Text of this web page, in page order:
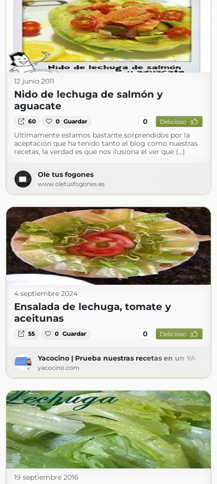
12 junio 2011
Nido de lechuga de salmón y
aguacate
60 0 Guardar 0 Delicioso
Ultimamente estamos bastante sorprendidos por la
aceptación que ha tenido tanto el blog como nuestras
recetas, la verdad es que nos ilusiona el ver que (...)
Ole tus fogones
www.oletusfogones.es
4 septiembre 2024
Ensalada de lechuga, tomate y
aceitunas
55 0 Guardar 0 Delicioso
Yacocino | Prueba nuestras recetas en un YA
yacocino.com
19 septiembre 2016